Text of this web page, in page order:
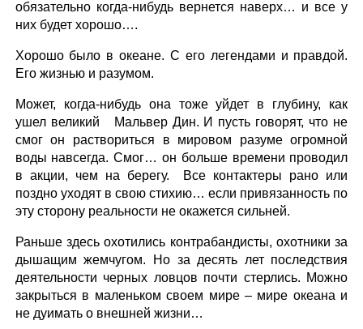
обязательно когда-нибудь вернется наверх… и все у
них будет хорошо….
Хорошо было в океане. С его легендами и правдой.
Его жизнью и разумом.
Может, когда-нибудь она тоже уйдет в глубину, как
ушел великий Мальвер Дин. И пусть говорят, что не
смог он раствориться в мировом разуме огромной
воды навсегда. Смог… он больше времени проводил
в акции, чем на берегу. Все контактеры рано или
поздно уходят в свою стихию… если привязанность по
эту сторону реальности не окажется сильней.
Раньше здесь охотились контрабандисты, охотники за
дышащим жемчугом. Но за десять лет последствия
деятельности черных ловцов почти стерлись. Можно
закрыться в маленьком своем мире – мире океана и
не дуимать о внешней жизни…